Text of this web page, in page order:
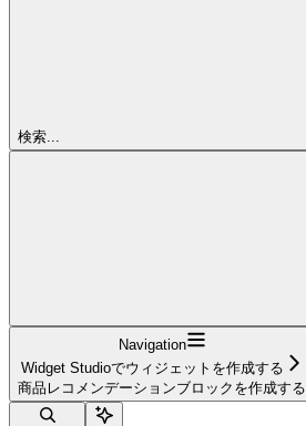
検索...
Navigation
Widget Studioでウィジェットを作成する
商品レコメンデーションブロックを作成する